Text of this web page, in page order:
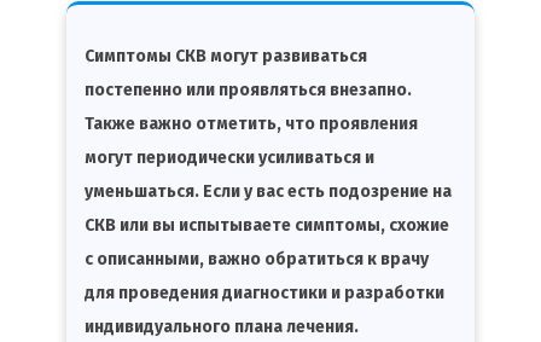
Симптомы СКВ могут развиваться
постепенно или проявляться внезапно.
Также важно отметить, что проявления
могут периодически усиливаться и
уменьшаться. Если у вас есть подозрение на
СКВ или вы испытываете симптомы, схожие
с описанными, важно обратиться к врачу
для проведения диагностики и разработки
индивидуального плана лечения.